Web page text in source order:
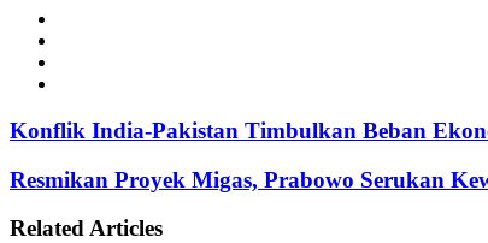
Konflik India-Pakistan Timbulkan Beban
Resmikan Proyek Migas, Prabowo Serukan
Related Articles